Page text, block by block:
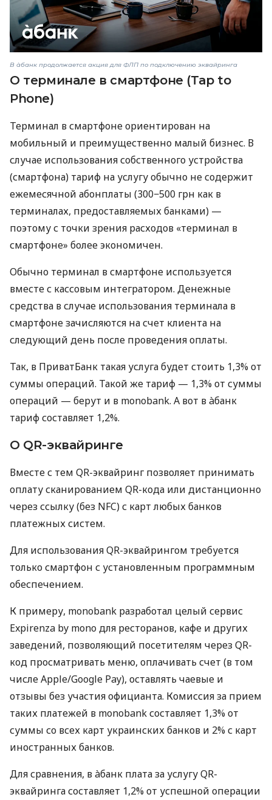
В àбанк продолжается акция для ФЛП по подключению эквайринга
О терминале в смартфоне (Tap to
Phone)
Терминал в смартфоне ориентирован на
мобильный и преимущественно малый бизнес. В
случае использования собственного устройства
(смартфона) тариф на услугу обычно не содержит
ежемесячной абонплаты (300−500 грн как в
терминалах, предоставляемых банками) —
поэтому с точки зрения расходов «терминал в
смартфоне» более экономичен.
Обычно терминал в смартфоне используется
вместе с кассовым интегратором. Денежные
средства в случае использования терминала в
смартфоне зачисляются на счет клиента на
следующий день после проведения оплаты.
Так, в ПриватБанк такая услуга будет стоить 1,3% от
суммы операций. Такой же тариф — 1,3% от суммы
операций — берут и в monobank. А вот в àбанк
тариф составляет 1,2%.
О QR-эквайринге
Вместе с тем QR-эквайринг позволяет принимать
оплату сканированием QR-кода или дистанционно
через ссылку (без NFC) с карт любых банков
платежных систем.
Для использования QR-эквайрингом требуется
только смартфон с установленным программным
обеспечением.
К примеру, monobank разработал целый сервис
Expirenza by mono для ресторанов, кафе и других
заведений, позволяющий посетителям через QR-
код просматривать меню, оплачивать счет (в том
числе Apple/Google Pay), оставлять чаевые и
отзывы без участия официанта. Комиссия за прием
таких платежей в monobank составляет 1,3% от
суммы со всех карт украинских банков и 2% с карт
иностранных банков.
Для сравнения, в àбанк плата за услугу QR-
эквайринга составляет 1,2% от успешной операции